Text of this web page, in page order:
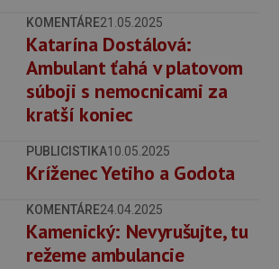
KOMENTÁRE21.05.2025
Katarína Dostálová:
Ambulant ťahá v platovom
súboji s nemocnicami za
kratší koniec
PUBLICISTIKA10.05.2025
Kríženec Yetiho a Godota
KOMENTÁRE24.04.2025
Kamenický: Nevyrušujte, tu
režeme ambulancie